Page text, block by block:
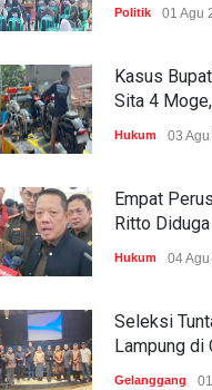
Politik 01 Agu
Kasus
Sita 4
Hukum 03
Empat
Ritto Diduga
Hukum 04
Seleksi
Lampung di
Gelanggang